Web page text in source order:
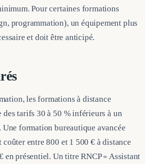
Pour certaines formations
programmation), un équipement plus
et doit être anticipé.
les formations à distance
tarifs 30 à 50 % inférieurs à un
formation bureautique avancée
entre 800 et 1 500 € à distance
en présentiel. Un titre RNCP « Assistant